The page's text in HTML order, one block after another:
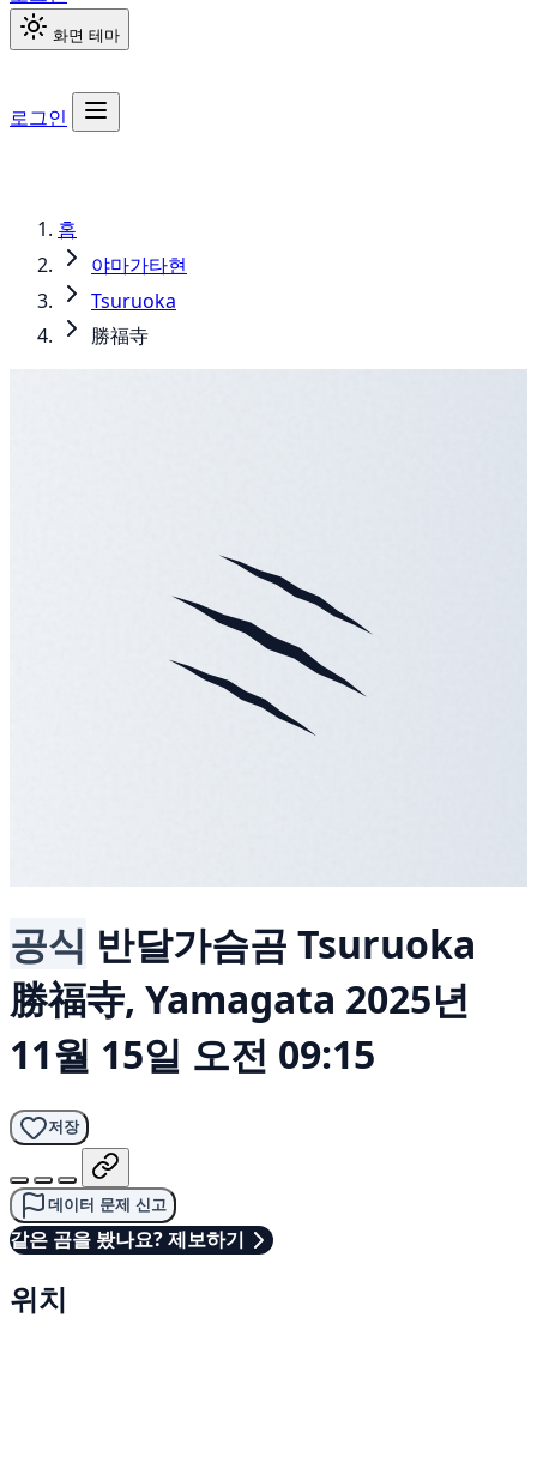
화면 테마
로그인
홈
야마가타현
Tsuruoka
勝福寺
공식 반달가슴곰 Tsuruoka
勝福寺, Yamagata 2025년
11월 15일 오전 09:15
저장
데이터 문제 신고
같은 곰을 봤나요? 제보하기
위치